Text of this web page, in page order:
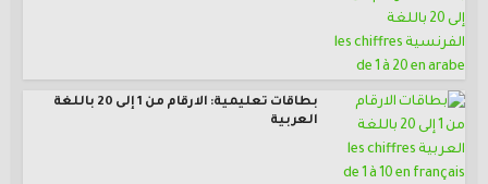
بطاقات تعليمية: الارقام من 1 إلى 20 باللغة
العربية